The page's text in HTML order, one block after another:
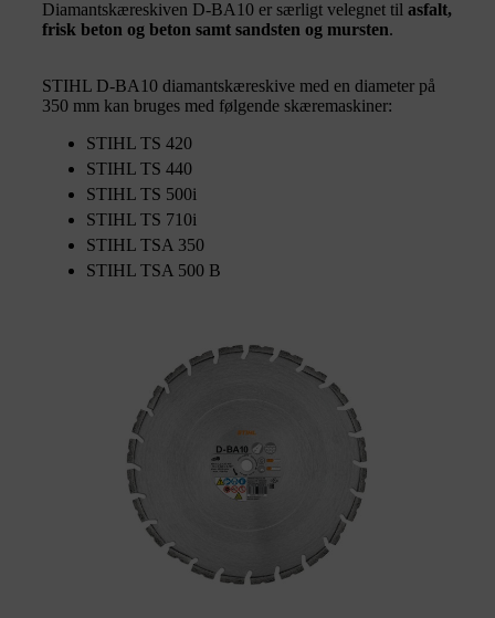
Diamantskæreskiven D-BA10 er særligt velegnet til asfalt,
frisk beton og beton samt sandsten og mursten.
STIHL D-BA10 diamantskæreskive med en diameter på
350 mm kan bruges med følgende skæremaskiner:
STIHL TS 420
STIHL TS 440
STIHL TS 500i
STIHL TS 710i
STIHL TSA 350
STIHL TSA 500 B